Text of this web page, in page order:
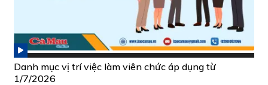
Danh mục vị trí việc làm viên chức áp dụng từ
1/7/2026